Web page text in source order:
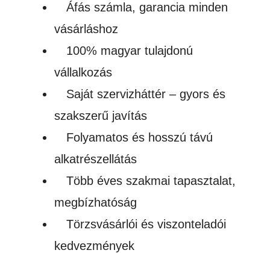
Áfás számla, garancia minden
vásárláshoz
100% magyar tulajdonú
vállalkozás
Saját szervizháttér – gyors és
szakszerű javítás
Folyamatos és hosszú távú
alkatrészellátás
Több éves szakmai tapasztalat,
megbízhatóság
Törzsvásárlói és viszonteladói
kedvezmények